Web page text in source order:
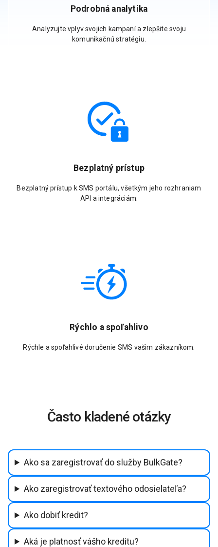
Podrobná analytika
Analyzujte vplyv svojich kampaní a zlepšite svoju
komunikačnú stratégiu.
Bezplatný prístup
Bezplatný prístup k SMS portálu, všetkým jeho rozhraniam
API a integráciám.
Rýchlo a spoľahlivo
Rýchle a spoľahlivé doručenie SMS vašim zákazníkom.
Často kladené otázky
Ako sa zaregistrovať do služby BulkGate?
Ako zaregistrovať textového odosielateľa?
Ako dobiť kredit?
Aká je platnosť vášho kreditu?